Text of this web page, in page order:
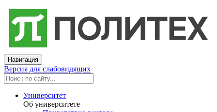
Навигация
Версия для слабовидящих
Университет
Об университете